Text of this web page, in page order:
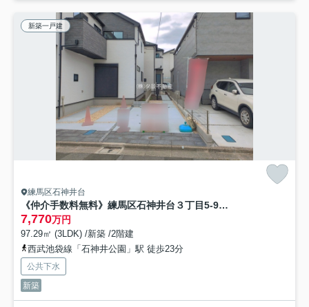
新築一戸建
練馬区石神井台
《仲介手数料無料》練馬区石神井台３丁目5-9新築一戸建てグラファーレ
7,770万円
97.29㎡ (3LDK) /新築 /2階建
西武池袋線「石神井公園」駅 徒歩23分
公共下水
新築